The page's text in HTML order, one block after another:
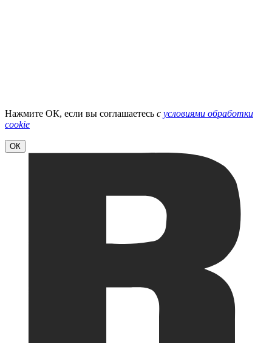
Нажмите ОК, если вы соглашаетесь с условиями обработки
cookie
ОК